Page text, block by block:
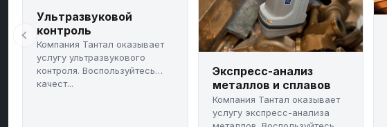
Ультразвуковой
контроль
Компания Тантал оказывает
услугу ультразвукового
контроля. Воспользуйтесь
качест...
Экспресс-анализ
металлов и сплавов
Компания Тантал оказывает
услугу экспресс-анализа